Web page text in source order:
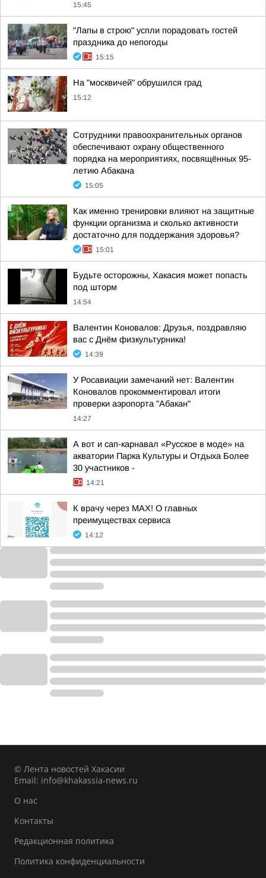
15:45
"Лапы в строю" успли порадовать гостей
праздника до непогоды
15:15
На "москвичей" обрушился град
15:12
Сотрудники правоохранительных органов
обеспечивают охрану общественного
порядка на мероприятиях, посвящённых 95-
летию Абакана
15:05
Как именно тренировки влияют на защитные
функции организма и сколько активности
достаточно для поддержания здоровья?
15:01
Будьте осторожны, Хакасия может попасть
под шторм
14:54
Валентин Коновалов: Друзья, поздравляю
вас с Днём физкультурника!
14:39
У Росавиации замечаний нет: Валентин
Коновалов прокомментировал итоги
проверки аэропорта "Абакан"
14:27
А вот и сап-карнавал «Русское в моде» на
акватории Парка Культуры и Отдыха Более
30 участников -
14:21
К врачу через МАХ! О главных
преимуществах сервиса
14:12
© Лента новостей Хакасии
Email: info@khakassia-news.ru
О нас
Контакты
Редакционная политика
Политика конфиденциальности